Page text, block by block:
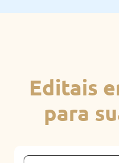
Editais
para